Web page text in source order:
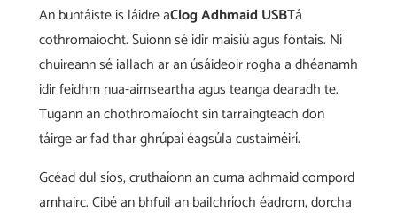
An buntáiste is láidre aClog Adhmaid USBTá
cothromaíocht. Suíonn sé idir maisiú agus fóntais. Ní
chuireann sé iallach ar an úsáideoir rogha a dhéanamh
idir feidhm nua-aimseartha agus teanga dearadh te.
Tugann an chothromaíocht sin tarraingteach don
táirge ar fad thar ghrúpaí éagsúla custaiméirí.
Gcéad dul síos, cruthaíonn an cuma adhmaid compord
amhairc. Cibé an bhfuil an bailchríoch éadrom, dorcha